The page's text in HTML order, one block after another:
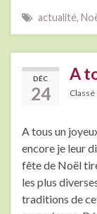
actualité,
DÉC
24
A
Classé
A tous un
encore je leur
fête de Noël
les plus
traditions de